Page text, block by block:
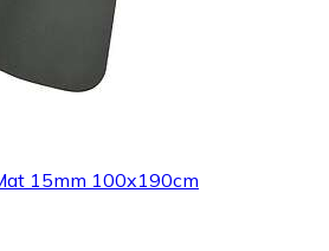
15mm 100x190cm